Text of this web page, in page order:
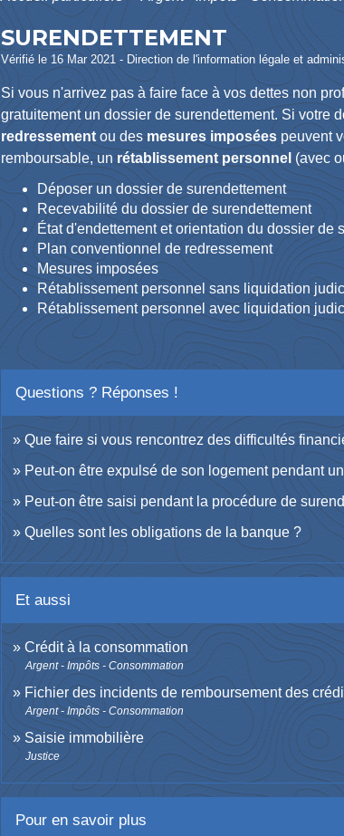
SURENDETTEMENT
Vérifié le 16 Mar 2021 - Direction de l'information légale et
Si vous n'arrivez pas à faire face à vos dettes non
gratuitement un dossier de surendettement. Si votre
redressement ou desmesures imposées peuvent
remboursable, unrétablissement personnel (avec
Déposer un dossier de surendettement
Recevabilité du dossier de surendettement
État d'endettement et orientation du dossier de
Plan conventionnel de redressement
Mesures imposées
Rétablissement personnel sans liquidation
Rétablissement personnel avec liquidation
Questions ? Réponses !
Que faire si vous rencontrez des difficultés
Peut-on être expulsé de son logement pendant
Peut-on être saisi pendant la procédure de
Quelles sont les obligations de la banque ?
Et aussi
Crédit à la consommation
Argent - Impôts - Consommation
Fichier des incidents de remboursement des
Argent - Impôts - Consommation
Saisie immobilière
Justice
Pour en savoir plus